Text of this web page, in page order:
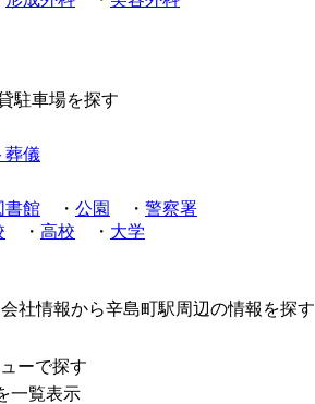
駐車場を探す
葬儀
書館 ・ 公園 ・ 警察署
・ 高校 ・ 大学
社情報から辛島町駅周辺の情報を探す
ーで探す
一覧表示